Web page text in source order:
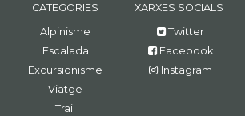
CATEGORIES
Alpinisme
Escalada
Excursionisme
Viatge
Trail
XARXES SOCIALS
Twitter
Facebook
Instagram